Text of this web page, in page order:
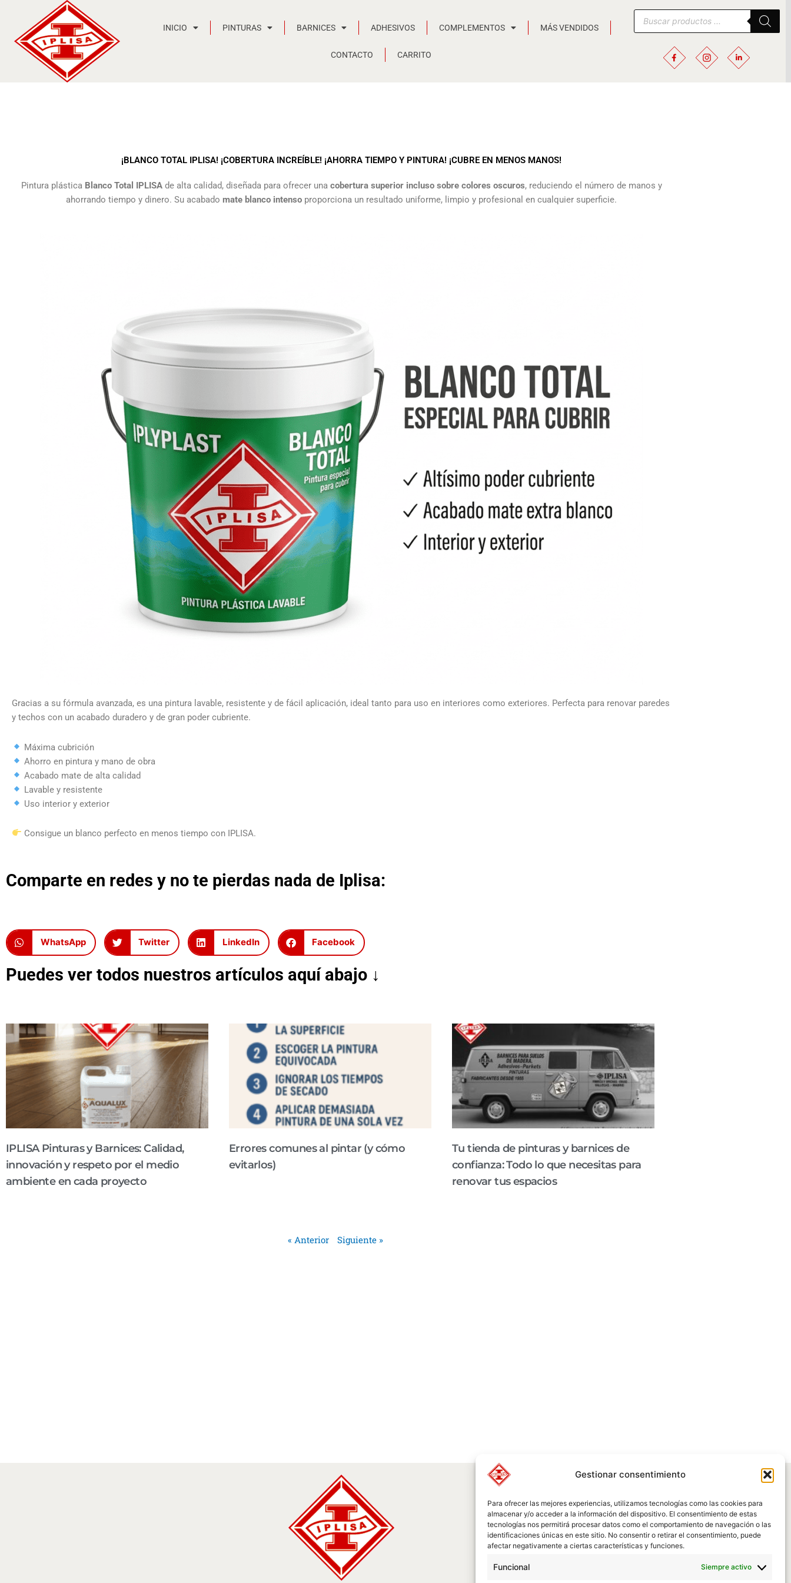
Gestionar consentimiento
Para ofrecer las mejores experiencias, utilizamos tecnologías como las cookies para
almacenar y/o acceder a la información del dispositivo. El consentimiento de estas
tecnologías nos permitirá procesar datos como el comportamiento de navegación o las
identificaciones únicas en este sitio. No consentir o retirar el consentimiento, puede
afectar negativamente a ciertas características y funciones.
Funcional Siempre activo
contenido
INICIO PINTURAS BARNICES ADHESIVOS COMPLEMENTOS MÁS VENDIDOS
CONTACTO CARRITO
Búsqueda
de
productos
¡BLANCO TOTAL IPLISA! ¡COBERTURA INCREÍBLE! ¡AHORRA TIEMPO Y PINTURA! ¡CUBRE EN MENOS MANOS!
Pintura plástica Blanco Total IPLISAde alta calidad, diseñada para ofrecer una cobertura superior incluso sobre colores oscuros, reduciendo el número de manos y
ahorrando tiempo y dinero. Su acabado mate blanco intenso proporciona un resultado uniforme, limpio y profesional en cualquier superficie.
Gracias a su fórmula avanzada, es una pintura lavable, resistente y de fácil aplicación, ideal tanto para uso en interiores como exteriores. Perfecta para renovar paredes
y techos con un acabado duradero y de gran poder cubriente.
Máxima cubrición
Ahorro en pintura y mano de obra
Acabado mate de alta calidad
Lavable y resistente
Uso interior y exterior
Consigue un blanco perfecto en menos tiempo con IPLISA.
Comparte en redes y no te pierdas nada de Iplisa:
WhatsApp Twitter LinkedIn Facebook
Puedes ver todos nuestros artículos aquí abajo ↓
IPLISA Pinturas y Barnices: Calidad,
innovación y respeto por el medio
ambiente en cada proyecto
Errores comunes al pintar (y cómo
evitarlos)
Tu tienda de pinturas y barnices de
confianza: Todo lo que necesitas para
renovar tus espacios
« Anterior Siguiente »